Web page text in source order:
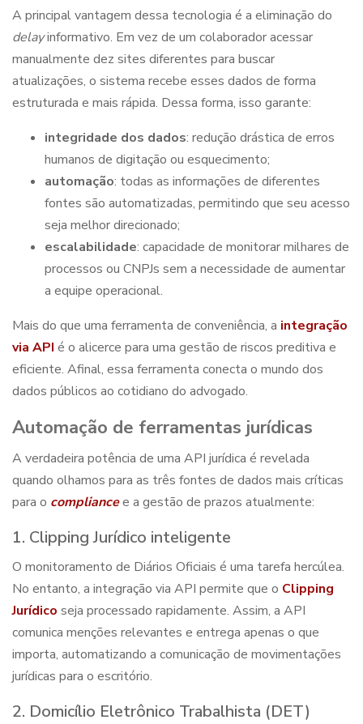
A principal vantagem dessa tecnologia é a eliminação do
delayinformativo. Em vez de um colaborador acessar
manualmente dez sites diferentes para buscar
atualizações, o sistema recebe esses dados de forma
estruturada e mais rápida. Dessa forma, isso garante:
integridade dos dados: redução drástica de erros
humanos de digitação ou esquecimento;
automação: todas as informações de diferentes
fontes são automatizadas, permitindo que seu acesso
seja melhor direcionado;
escalabilidade: capacidade de monitorar milhares de
processos ou CNPJs sem a necessidade de aumentar
a equipe operacional.
Mais do que uma ferramenta de conveniência, a integração
via API é o alicerce para uma gestão de riscos preditiva e
eficiente. Afinal, essa ferramenta conecta o mundo dos
dados públicos ao cotidiano do advogado.
Automação de ferramentas jurídicas
A verdadeira potência de uma API jurídica é revelada
quando olhamos para as três fontes de dados mais críticas
para o compliancee a gestão de prazos atualmente:
1. Clipping Jurídico inteligente
O monitoramento de Diários Oficiais é uma tarefa hercúlea.
No entanto, a integração via API permite que o Clipping
Jurídico seja processado rapidamente. Assim, a API
comunica menções relevantes e entrega apenas o que
importa, automatizando a comunicação de movimentações
jurídicas para o escritório.
2. Domicílio Eletrônico Trabalhista (DET)